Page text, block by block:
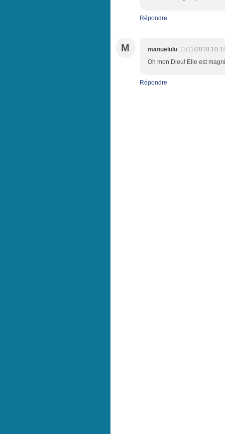
Répondre
M manuelulu 11/11/2010
Oh mon Dieu! Elle est
Répondre